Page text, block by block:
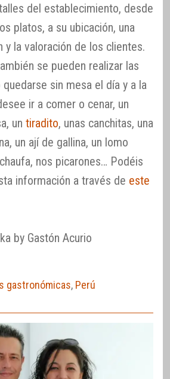
del establecimiento, desde
platos, a su ubicación, una
y la valoración de los clientes.
se pueden realizar las
quedarse sin mesa el día y a la
ir a comer o cenar, un
un tiradito, unas canchitas, una
un ají de gallina, un lomo
nos picarones… Podéis
información a través de este
by Gastón Acurio
gastronómicas, Perú